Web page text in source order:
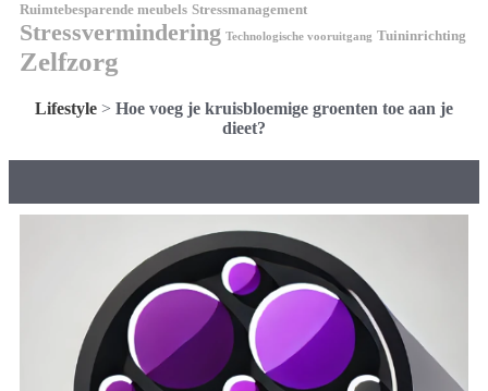
Ruimtebesparende meubels Stressmanagement
Stressvermindering Technologische vooruitgang Tuininrichting
Zelfzorg
Lifestyle > Hoe voeg je kruisbloemige groenten toe aan je
dieet?